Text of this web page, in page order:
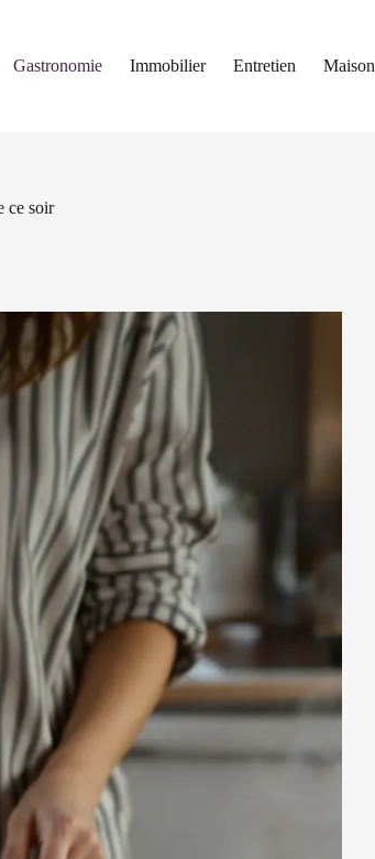
Gastronomie Immobilier Entretien Maison
ce soir